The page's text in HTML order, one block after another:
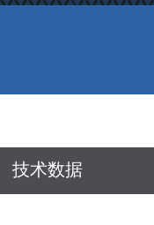
技术数据